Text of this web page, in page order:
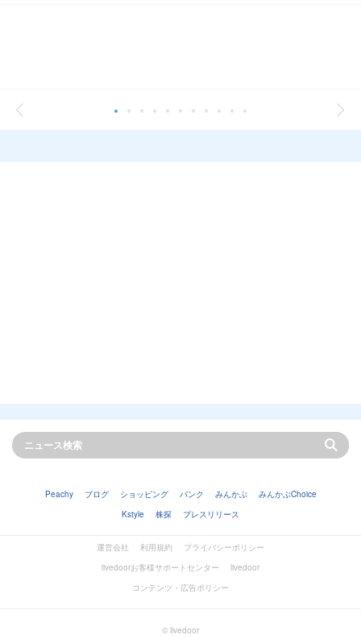
Peachy ブログ ショッピング バンク みんかぶ
みんかぶChoice
Kstyle
株探 プレスリリース
運営会社 利用規約
プライバシーポリシー
livedoorお客様サポートセンター
livedoor
コンテンツ・広告ポリシー
© livedoor